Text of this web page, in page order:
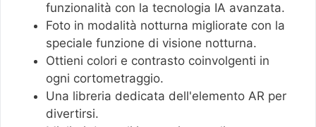
funzionalità con la tecnologia IA avanzata.
Foto in modalità notturna migliorate con la
speciale funzione di visione notturna.
Ottieni colori e contrasto coinvolgenti in
ogni cortometraggio.
Una libreria dedicata dell'elemento AR per
divertirsi.